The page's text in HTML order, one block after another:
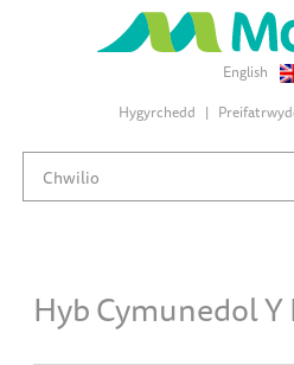
English
Hygyrchedd
Hyb Cymunedol Y